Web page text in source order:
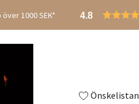
1000 SEK* 4.8
Önskelistan